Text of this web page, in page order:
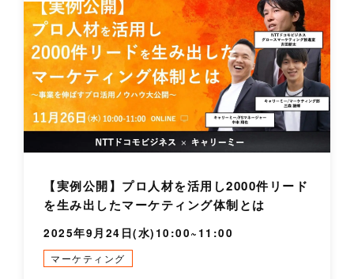
【実例公開】プロ人材を活用し2000件リード
を生み出したマーケティング体制とは
2025年9月24日(水)10:00~11:00
マーケティング